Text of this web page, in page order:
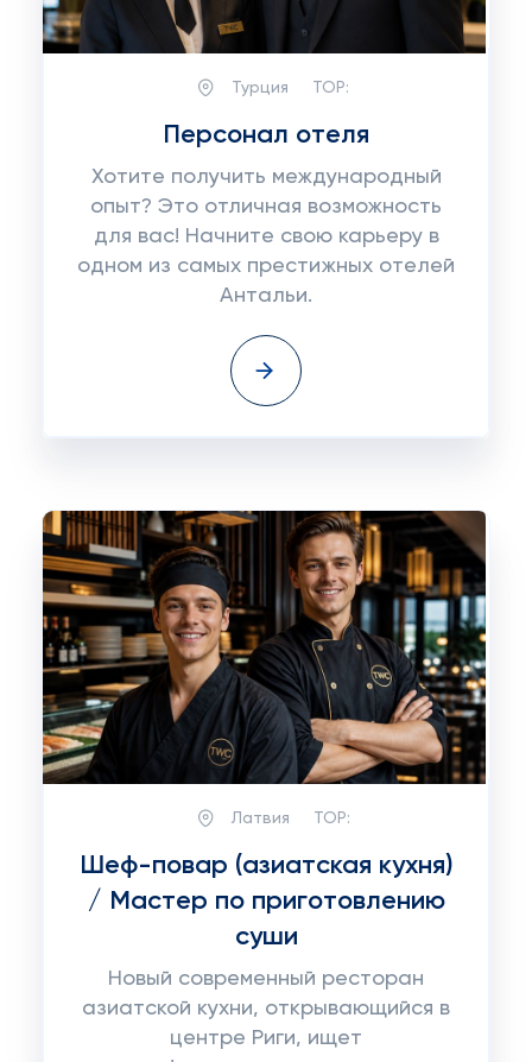
Турция TOP:
Персонал отеля
Хотите получить международный
опыт? Это отличная возможность
для вас! Начните свою карьеру в
одном из самых престижных отелей
Антальи.
Латвия TOP:
Шеф-повар (азиатская кухня)
/ Мастер по приготовлению
суши
Новый современный ресторан
азиатской кухни, открывающийся в
центре Риги, ищет